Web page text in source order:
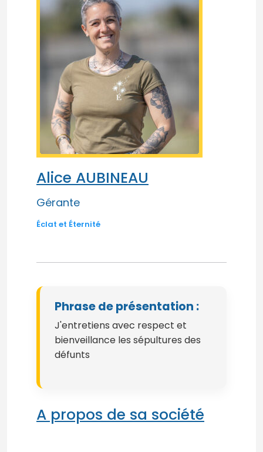
Alice AUBINEAU
Gérante
Éclat et Éternité
Phrase de présentation :
J'entretiens avec respect et
bienveillance les sépultures des
défunts
A propos de sa société